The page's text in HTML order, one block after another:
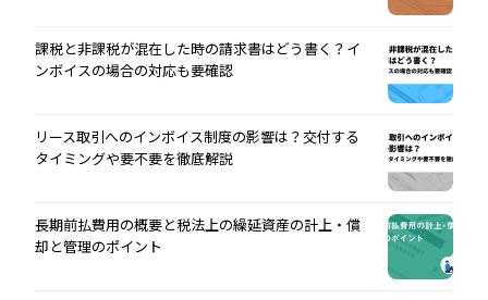
課税と非課税が混在した時の請求書はどう書く？イ
ンボイスの場合の対応も要確認
リース取引へのインボイス制度の影響は？交付する
タイミングや要不要を徹底解説
長期前払費用の概要と税法上の繰延資産の計上・償
却と管理のポイント